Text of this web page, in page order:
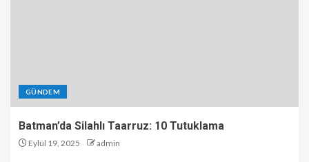
GÜNDEM
Batman’da Silahlı Taarruz: 10 Tutuklama
Eylül 19, 2025 admin